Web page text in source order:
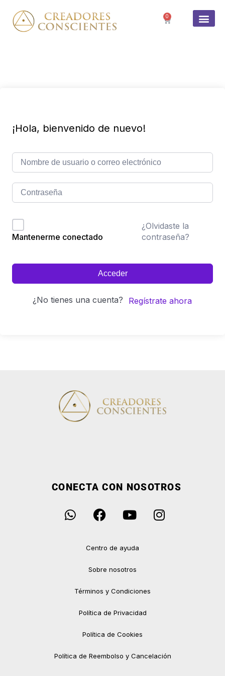
0
¡Hola, bienvenido de nuevo!
Mantenerme conectado
¿Olvidaste la
contraseña?
Acceder
¿No tienes una cuenta? Regístrate ahora
CONECTA CON NOSOTROS
Centro de ayuda
Sobre nosotros
Términos y Condiciones
Política de Privacidad
Política de Cookies
Política de Reembolso y Cancelación